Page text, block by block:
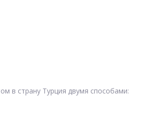
в страну Турция двумя способами: